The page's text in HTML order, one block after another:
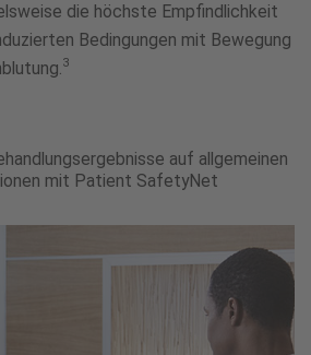
die höchste Empfindlichkeit
Bedingungen mit Bewegung
3
auf allgemeinen
mit Patient SafetyNet